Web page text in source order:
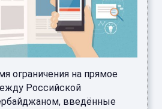
ограничения на прямое
Российской
введённые